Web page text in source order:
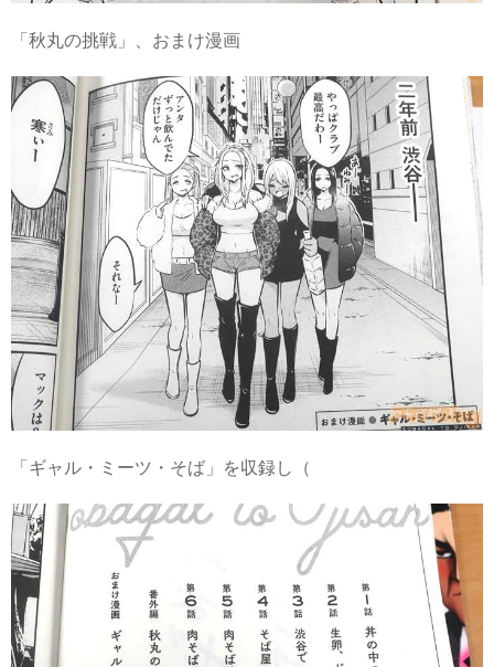
「秋丸の挑戦」、おまけ漫画
「ギャル・ミーツ・そば」を収録し（